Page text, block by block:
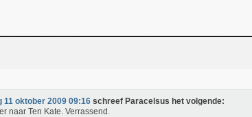
11 oktober 2009 09:16 schreef Paracelsus het volgende:
naar Ten Kate. Verrassend.